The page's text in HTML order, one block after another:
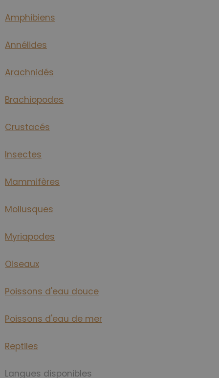
Amphibiens
Annélides
Arachnidés
Brachiopodes
Crustacés
Insectes
Mammifères
Mollusques
Myriapodes
Oiseaux
Poissons d'eau douce
Poissons d'eau de mer
Reptiles
Langues disponibles